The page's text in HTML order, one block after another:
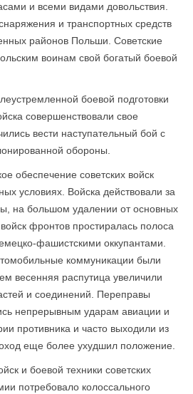
и всеми видами довольствия.
и транспортных средств
районов Польши. Советские
воинам свой богатый боевой
боевой подготовки
совершенствовали свое
вести наступательный бой с
обороны.
обеспечение советских войск
условиях. Войска действовали за
на большом удалении от основных
фронтов простиралась полоса
фашистскими оккупантами.
коммуникации были
весенняя распутица увеличили
и соединений. Переправы
непрерывным ударам авиации и
противника и часто выходили из
еще более ухудшил положение.
и боевой техники советских
потребовало колоссального